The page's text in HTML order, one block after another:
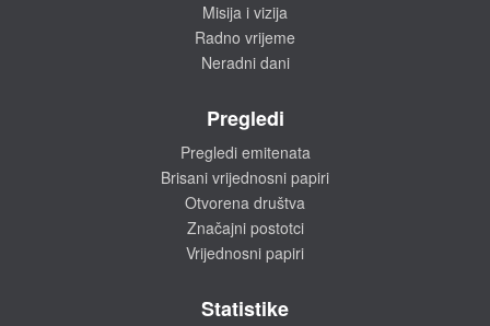
Misija i vizija
Radno vrijeme
Neradni dani
Pregledi
Pregledi emitenata
Brisani vrijednosni papiri
Otvorena društva
Značajni postotci
Vrijednosni papiri
Statistike